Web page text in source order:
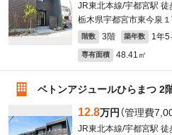
JR東北本線/宇都宮駅 徒
栃木県宇都宮市東今泉
階数 3階 築年数 1年5
専有面積 48.41㎡
ベトンアジュールひらまつ 2
12.8万円 （管理費
JR東北本線/宇都宮駅 徒